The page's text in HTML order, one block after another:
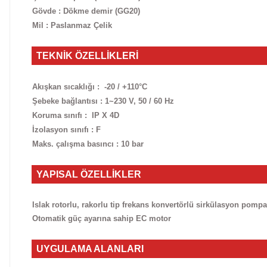
Gövde : Dökme demir (GG20)
Mil : Paslanmaz Çelik
TEKNİK ÖZELLİKLERİ
Akışkan sıcaklığı : -20 / +110°C
Şebeke bağlantısı : 1~230 V, 50 / 60 Hz
Koruma sınıfı : IP X 4D
İzolasyon sınıfı : F
Maks. çalışma basıncı : 10 bar
YAPISAL ÖZELLİKLER
Islak rotorlu, rakorlu tip frekans konvertörlü sirkülasyon
Otomatik güç ayarına sahip EC motor
UYGULAMA ALANLARI